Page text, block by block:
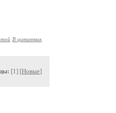
В цитатник
[1] [Новые]